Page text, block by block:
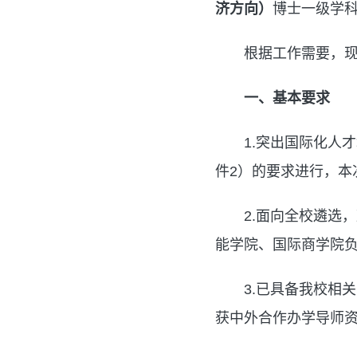
济方向） 博士一级学
根据工作需要，
一、 基本要求
1.突出国际化人
件2）的要求进行，
2.面向全校遴选
能学院、国际商学院
3.已具备我校相
获中外合作办学导师